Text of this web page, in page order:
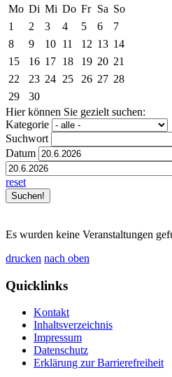
Mo Di Mi Do Fr Sa So
1
2 3 4 5 6
7
8
9 10 11 12 13 14
15
16 17 18 19 20 21
22
23 24 25 26 27 28
29
30
Hier können Sie gezielt suchen:
Kategorie
Suchwort
Datum
reset
Es wurden keine Veranstaltungen
drucken nach oben
Quicklinks
Kontakt
Inhaltsverzeichnis
Impressum
Datenschutz
Erklärung zur Barrierefreiheit